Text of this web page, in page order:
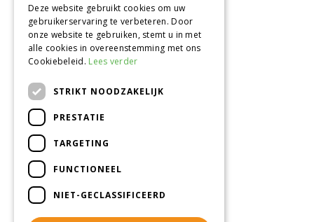
Onze locatie
Tuincentrum Alméérplant
Jac. P. Thijsseweg 4
pinterest
Deze website gebruikt cookies om uw
gebruikerservaring te verbeteren. Door
onze website te gebruiken, stemt u in met
alle cookies in overeenstemming met ons
Cookiebeleid. Lees verder
STRIKT NOODZAKELIJK
PRESTATIE
TARGETING
FUNCTIONEEL
NIET-GECLASSIFICEERD